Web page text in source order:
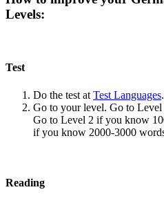
Levels:
Test
Do the test at Test Languages.
Go to your level. Go to
Go to Level 2 if you know
if you know 2000-3000
Reading